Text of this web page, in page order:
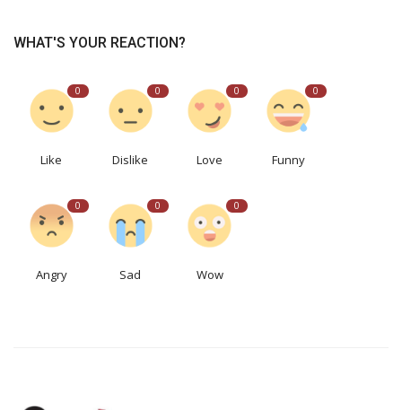
WHAT'S YOUR REACTION?
0
Like
0
Dislike
0
Love
0
Funny
0
Angry
0
Sad
0
Wow